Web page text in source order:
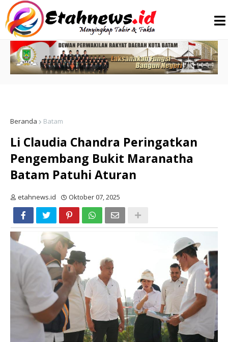
Beranda Batam
Li Claudia Chandra Peringatkan
Pengembang Bukit Maranatha
Batam Patuhi Aturan
etahnews.id Oktober 07, 2025